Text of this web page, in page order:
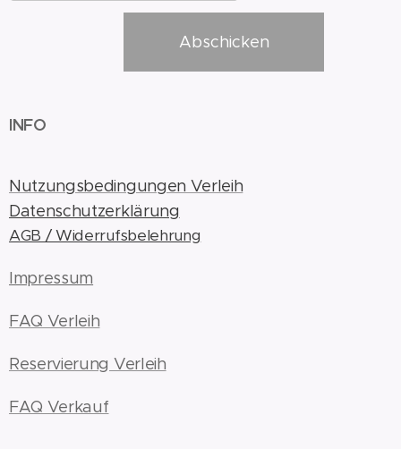
Abschicken
INFO
Nutzungsbedingungen Verleih
Datenschutzerklärung
AGB / Widerrufsbelehrung
Impressum
FAQ Verleih
Reservierung Verleih
FAQ Verkauf